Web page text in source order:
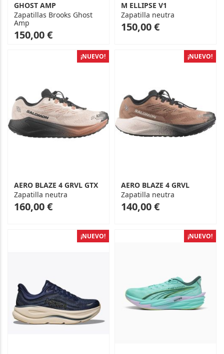
GHOST AMP
Zapatillas Brooks Ghost
Amp
As
low
150,00 €
M ELLIPSE V1
Zapatilla neutra
As
low
150,00 €
¡NUEVO!
AERO BLAZE 4 GRVL GTX
Zapatilla neutra
As
low
160,00 €
¡NUEVO!
AERO BLAZE 4 GRVL
Zapatilla neutra
As
low
140,00 €
¡NUEVO! ¡NUEVO!